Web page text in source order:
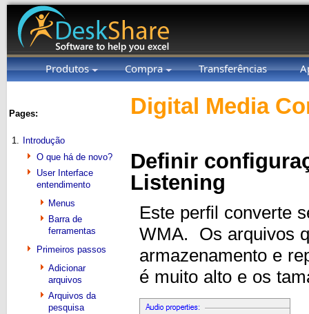
Produtos Compra Transferências
Pages:
1.
Introdução
O que há de novo?
User Interface
entendimento
Menus
Barra de
ferramentas
Primeiros passos
Adicionar
arquivos
Arquivos da
pesquisa
Digital Media
Definir
Listening
Este perfil converte
WMA. Os arquivos
armazenamento e
é muito alto e os